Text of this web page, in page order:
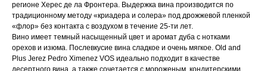
регионе Херес де ла Фронтера. Выдержка вина производится по
традиционному методу «криадера и солера» под дрожжевой пленкой
«флор» без контакта с воздухом в течение 25-ти лет.
Вино имеет темный насыщенный цвет и аромат дуба с нотками
орехов и изюма. Послевкусие вина сладкое и очень мягкое. Old and
Plus Jerez Pedro Ximenez VOS идеально подходит в качестве